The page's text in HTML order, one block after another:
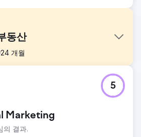
동산
24 개월
향상된 온라인 인지도와 마케팅 노
늘리려고 했습니다.
SEO, 소셜 미디어, 디지털 마케팅 서
과 매출을 향상시킵니다.
Marketing
의 결과.
5